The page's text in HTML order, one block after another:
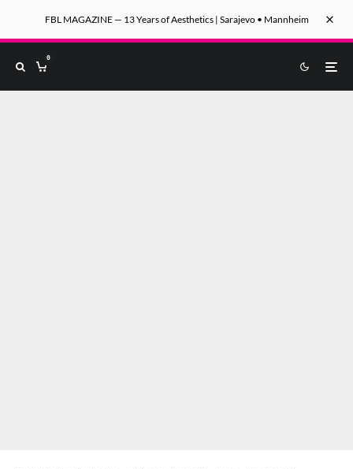
FBL MAGAZINE — 13 Years of Aesthetics | Sarajevo • Mannheim
0